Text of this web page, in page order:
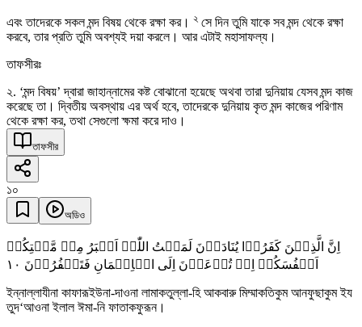
এবং তাদেরকে সকল মন্দ বিষয় থেকে রক্ষা কর। ২ সে দিন তুমি যাকে সব মন্দ থেকে রক্ষা
করবে, তার প্রতি তুমি অবশ্যই দয়া করলে। আর এটাই মহাসাফল্য।
তাফসীরঃ
২. ‘মন্দ বিষয়’ দ্বারা জাহান্নামের কষ্ট বোঝানো হয়েছে অথবা তারা দুনিয়ায় যেসব মন্দ কাজ
করেছে তা। দ্বিতীয় অবস্থায় এর অর্থ হবে, তাদেরকে দুনিয়ায় কৃত মন্দ কাজের পরিণাম
থেকে রক্ষা কর, তথা সেগুলো ক্ষমা করে দাও।
তাফসীর
১০
অডিও
اِنَّ الَّذِیۡنَ کَفَرُوۡا یُنَادَوۡنَ لَمَقۡتُ اللّٰہِ اَکۡبَرُ مِنۡ مَّقۡتِکُمۡ
اَنۡفُسَکُمۡ اِذۡ تُدۡعَوۡنَ اِلَی الۡاِیۡمَانِ فَتَکۡفُرُوۡنَ ١۰
ইন্নাল্লাযীনা কাফারূইউনা-দাওনা লামাকতুল্লা-হি আকবারু মিম্মাকতিকুম আনফুছাকুম ইয
তুদ‘আওনা ইলাল ঈমা-নি ফাতাকফুরূন।